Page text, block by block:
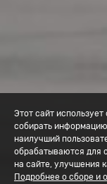
Этот сайт
собирать
наилучший
обрабатываются для
на сайте, улучшения
Подробнее о сборе и